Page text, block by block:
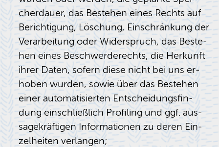
cher­dau­er, das Be­ste­hen eines Rechts auf
Be­rich­ti­gung, Lö­schung, Ein­schrän­kung der
Ver­ar­bei­tung oder Wi­der­spruch, das Be­ste­
hen eines Be­schwer­de­rechts, die Her­kunft
ihrer Daten, so­fern diese nicht bei uns er­
ho­ben wur­den, sowie über das Be­ste­hen
einer au­to­ma­ti­sier­ten Ent­schei­dungs­fin­
dung ein­schließ­lich Pro­filing und ggf. aus­
sa­ge­kräf­ti­gen In­for­ma­tio­nen zu deren Ein­
zel­hei­ten ver­lan­gen;